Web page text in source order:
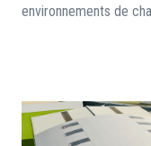
environnements de